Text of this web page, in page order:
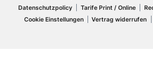
Datenschutzpolicy
Tarife Print / Online
Cookie Einstellungen
Vertrag widerrufen